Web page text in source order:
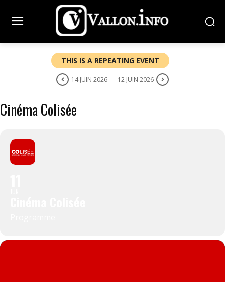
THIS IS A REPEATING EVENT
14 JUIN 2026 12 JUIN 2026
Cinéma Colisée